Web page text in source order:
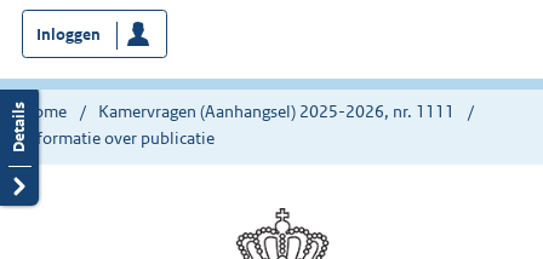
bent
nu
hier:
Inloggen
Home
Kamervragen (Aanhangsel) 2025-2026, nr. 1111
Informatie over publicatie